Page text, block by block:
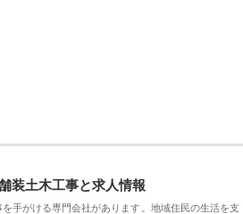
装土木工事と求人情報
手がける専門会社があります。地域住民の生活を支